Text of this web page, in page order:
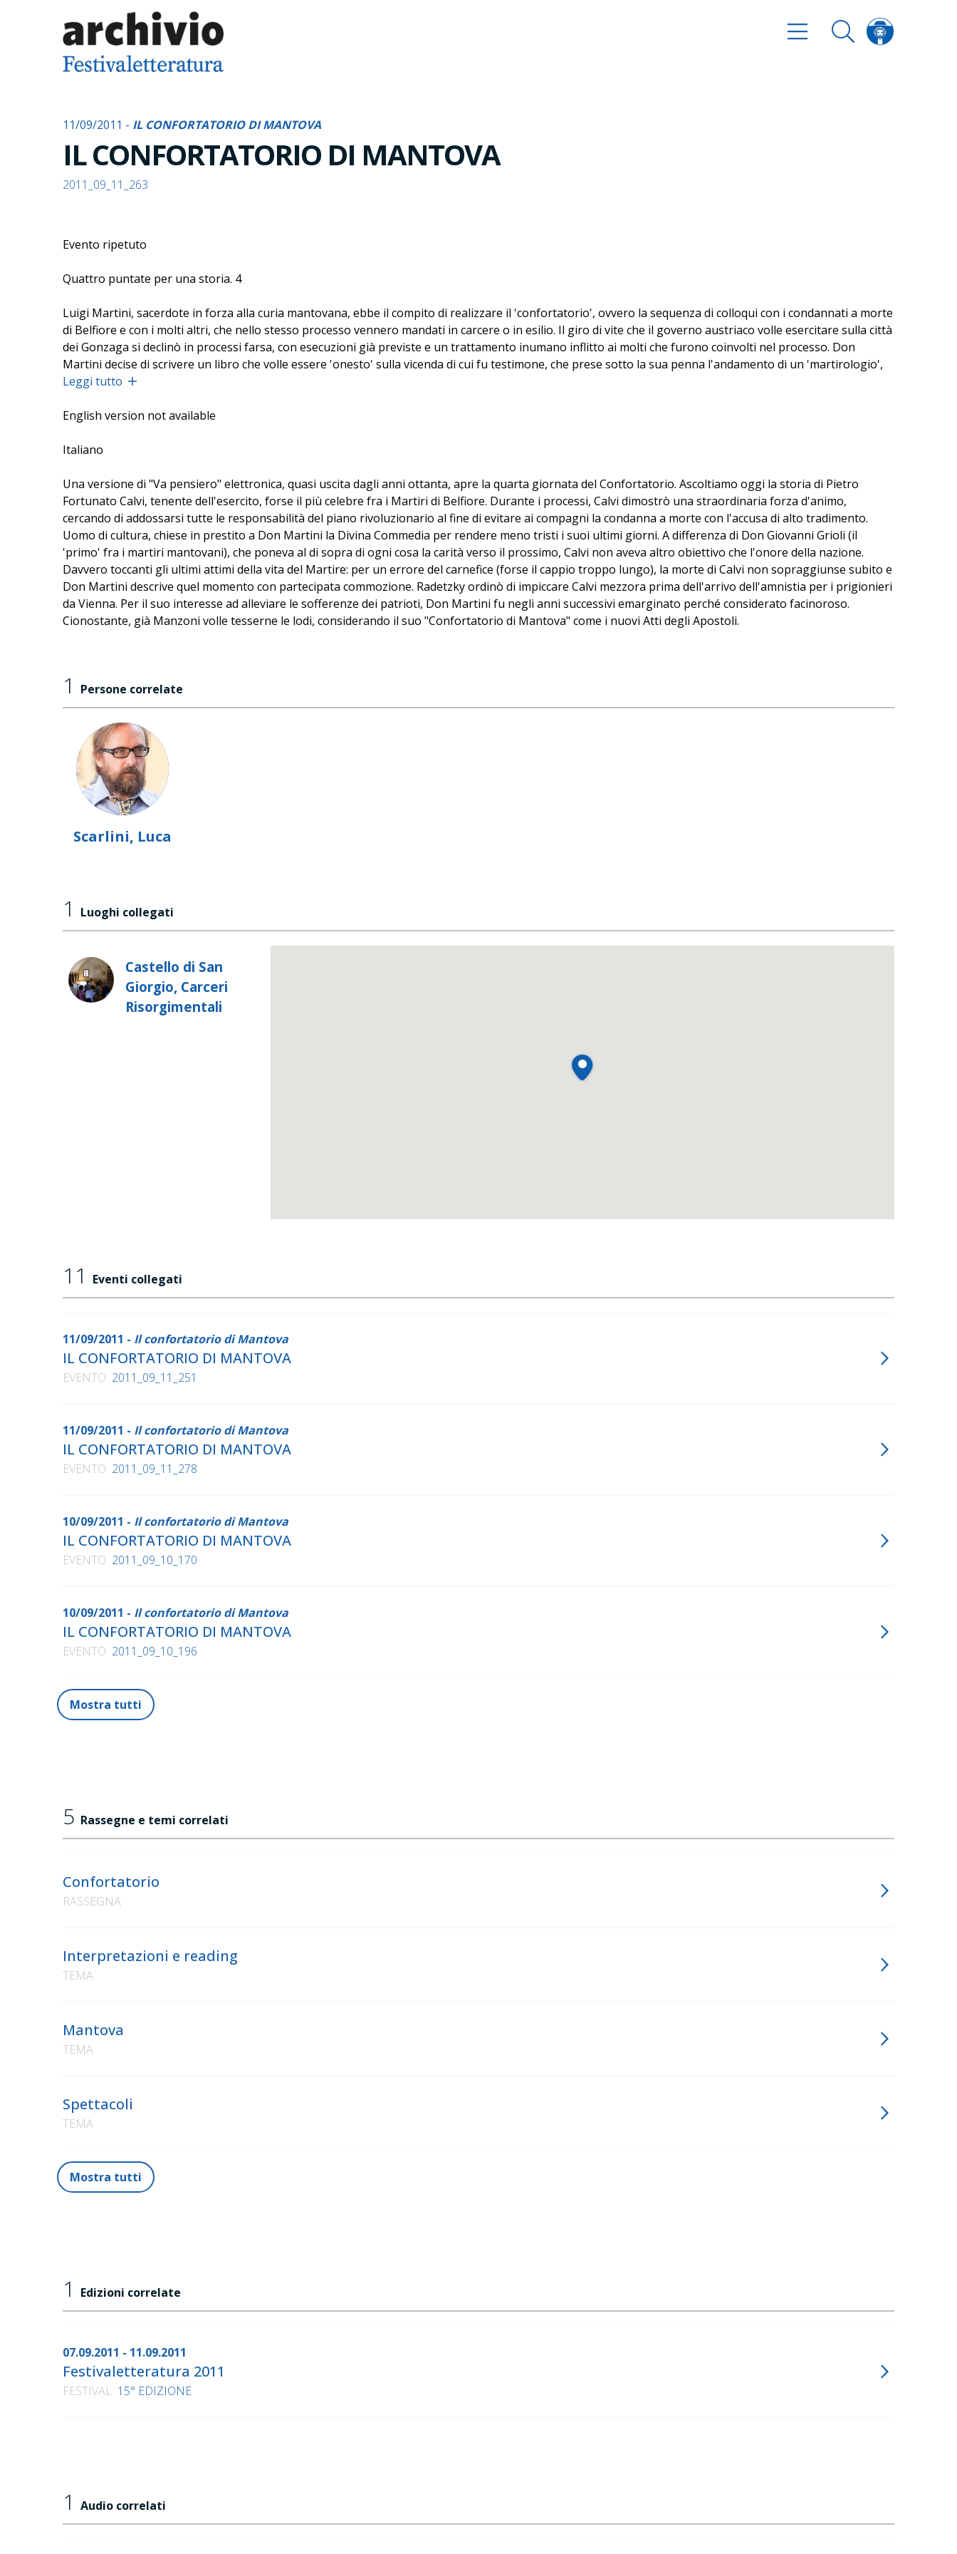
11/09/2011 - IL CONFORTATORIO DI MANTOVA
IL CONFORTATORIO DI MANTOVA
2011_09_11_263
Evento ripetuto
Quattro puntate per una storia. 4
Luigi Martini, sacerdote in forza alla curia mantovana, ebbe il compito di realizzare il 'confortatorio', ovvero la sequenza di colloqui con i condannati a morte
di Belfiore e con i molti altri, che nello stesso processo vennero mandati in carcere o in esilio. Il giro di vite che il governo austriaco volle esercitare sulla città
dei Gonzaga si declinò in processi farsa, con esecuzioni già previste e un trattamento inumano inflitto ai molti che furono coinvolti nel processo. Don
Martini decise di scrivere un libro che volle essere 'onesto' sulla vicenda di cui fu testimone, che prese sotto la sua penna l'andamento di un 'martirologio',
un resoconto giorno per giorno delle gesta di coloro che sacrificarono tutto all'idea di Italia e leggibile oggi come una cronaca in presa diretta della
complicata e dolorosa vicenda, resa nella sua assoluta immediatezza.
Leggi tutto
English version not available
Italiano
Una versione di "Va pensiero" elettronica, quasi uscita dagli anni ottanta, apre la quarta giornata del Confortatorio. Ascoltiamo oggi la storia di Pietro
Fortunato Calvi, tenente dell'esercito, forse il più celebre fra i Martiri di Belfiore. Durante i processi, Calvi dimostrò una straordinaria forza d'animo,
cercando di addossarsi tutte le responsabilità del piano rivoluzionario al fine di evitare ai compagni la condanna a morte con l'accusa di alto tradimento.
Uomo di cultura, chiese in prestito a Don Martini la Divina Commedia per rendere meno tristi i suoi ultimi giorni. A differenza di Don Giovanni Grioli (il
'primo' fra i martiri mantovani), che poneva al di sopra di ogni cosa la carità verso il prossimo, Calvi non aveva altro obiettivo che l'onore della nazione.
Davvero toccanti gli ultimi attimi della vita del Martire: per un errore del carnefice (forse il cappio troppo lungo), la morte di Calvi non sopraggiunse subito e
Don Martini descrive quel momento con partecipata commozione. Radetzky ordinò di impiccare Calvi mezzora prima dell'arrivo dell'amnistia per i prigionieri
da Vienna. Per il suo interesse ad alleviare le sofferenze dei patrioti, Don Martini fu negli anni successivi emarginato perché considerato facinoroso.
Cionostante, già Manzoni volle tesserne le lodi, considerando il suo "Confortatorio di Mantova" come i nuovi Atti degli Apostoli.
1 Persone correlate
Scarlini, Luca
1 Luoghi collegati
Castello di San
Giorgio, Carceri
Risorgimentali
11 Eventi collegati
11/09/2011 - Il confortatorio di Mantova
IL CONFORTATORIO DI MANTOVA
EVENTO 2011_09_11_251
11/09/2011 - Il confortatorio di Mantova
IL CONFORTATORIO DI MANTOVA
EVENTO 2011_09_11_278
10/09/2011 - Il confortatorio di Mantova
IL CONFORTATORIO DI MANTOVA
EVENTO 2011_09_10_170
10/09/2011 - Il confortatorio di Mantova
IL CONFORTATORIO DI MANTOVA
EVENTO 2011_09_10_196
Mostra tutti
5 Rassegne e temi correlati
Confortatorio
RASSEGNA
Interpretazioni e reading
TEMA
Mantova
TEMA
Spettacoli
TEMA
Mostra tutti
1 Edizioni correlate
07.09.2011 - 11.09.2011
Festivaletteratura 2011
FESTIVAL 15° EDIZIONE
1 Audio correlati